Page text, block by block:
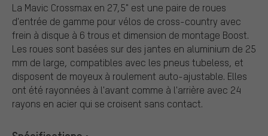
La Mavic Crossmax en 27,5" est une paire de roues
d'entrée de gamme pour vélos de cross-country avec
frein à disque à 6 trous et dimension de montage Boost.
Les roues sont basées sur des jantes en aluminium de 25
mm de large, compatibles avec les pneus tubeless, et
disposent de moyeux à roulement auto-ajustable. Elles
ont été rayonnées à l'avant comme à l'arrière avec 24
rayons en acier qui se croisent sans contact.